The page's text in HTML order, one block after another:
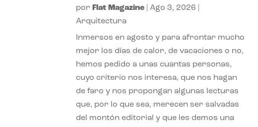
por Flat Magazine |Ago 3, 2026
Arquitectura
Inmersos en agosto y para afrontar mucho
mejor los días de calor, de vacaciones o no,
hemos pedido a unas cuantas personas,
cuyo criterio nos interesa, que nos hagan
de faro y nos propongan algunas lecturas
que, por lo que sea, merecen ser salvadas
del montón editorial y que les demos una